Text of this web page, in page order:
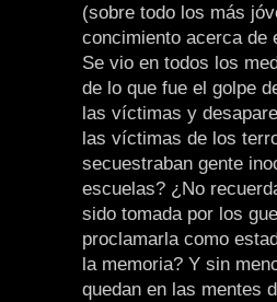
(sobre todo los más
concimiento acerca de
Se vio en todos los
de lo que fue el golpe
las víctimas y
las víctimas de los
secuestraban gente
escuelas? ¿No
sido tomada por los
proclamarla como
la memoria? Y sin
quedan en las mentes